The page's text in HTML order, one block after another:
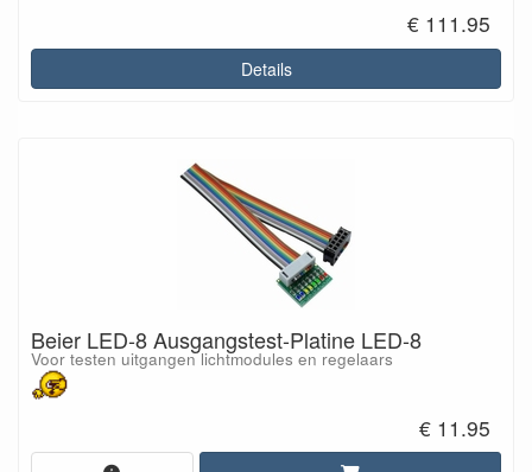
€ 111.95
Details
Beier LED-8 Ausgangstest-Platine LED-8
Voor testen uitgangen lichtmodules en regelaars
€ 11.95